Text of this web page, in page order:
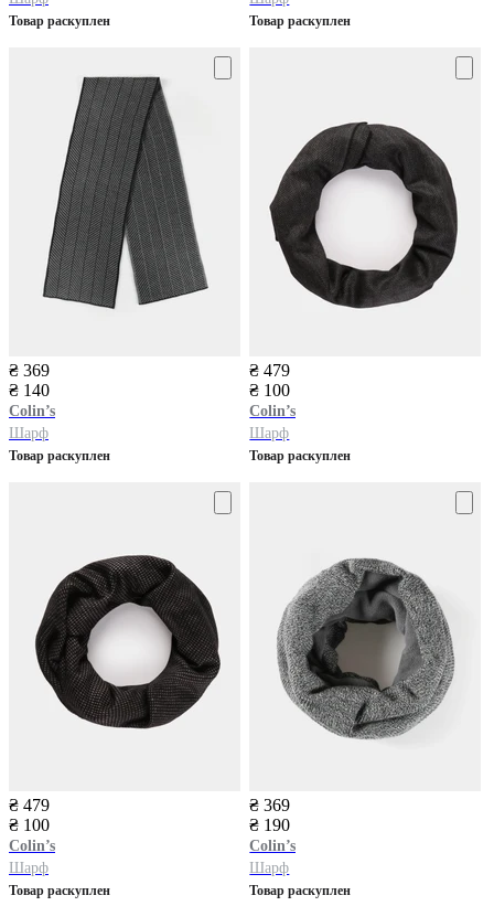
Товар раскуплен Товар раскуплен
₴ 369
₴ 140
Colin’s
Шарф
Товар раскуплен
₴ 479
₴ 100
Colin’s
Шарф
Товар раскуплен
₴ 479
₴ 100
Colin’s
Шарф
Товар раскуплен
₴ 369
₴ 190
Colin’s
Шарф
Товар раскуплен